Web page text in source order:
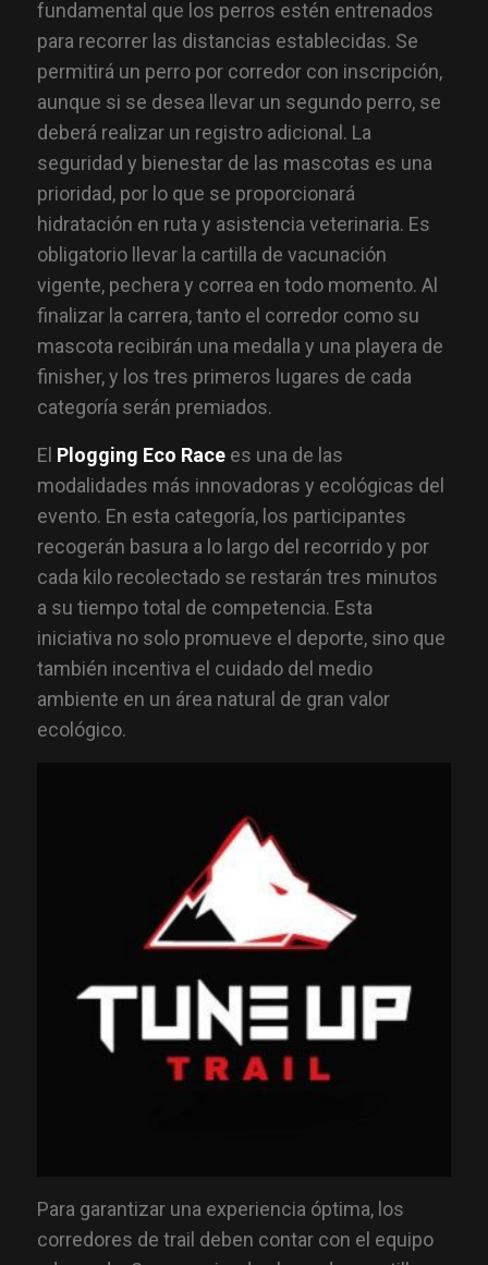
fundamental que los perros estén entrenados
para recorrer las distancias establecidas. Se
permitirá un perro por corredor con inscripción,
aunque si se desea llevar un segundo perro, se
deberá realizar un registro adicional. La
seguridad y bienestar de las mascotas es una
prioridad, por lo que se proporcionará
hidratación en ruta y asistencia veterinaria. Es
obligatorio llevar la cartilla de vacunación
vigente, pechera y correa en todo momento. Al
finalizar la carrera, tanto el corredor como su
mascota recibirán una medalla y una playera de
finisher, y los tres primeros lugares de cada
categoría serán premiados.
El Plogging Eco Race es una de las
modalidades más innovadoras y ecológicas del
evento. En esta categoría, los participantes
recogerán basura a lo largo del recorrido y por
cada kilo recolectado se restarán tres minutos
a su tiempo total de competencia. Esta
iniciativa no solo promueve el deporte, sino que
también incentiva el cuidado del medio
ambiente en un área natural de gran valor
ecológico.
Para garantizar una experiencia óptima, los
corredores de trail deben contar con el equipo